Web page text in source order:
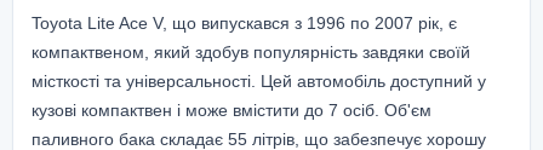
Toyota Lite Ace V, що випускався з 1996 по 2007 рік, є
компактвеном, який здобув популярність завдяки своїй
місткості та універсальності. Цей автомобіль доступний у
кузові компактвен і може вмістити до 7 осіб. Об'єм
паливного бака складає 55 літрів, що забезпечує хорошу